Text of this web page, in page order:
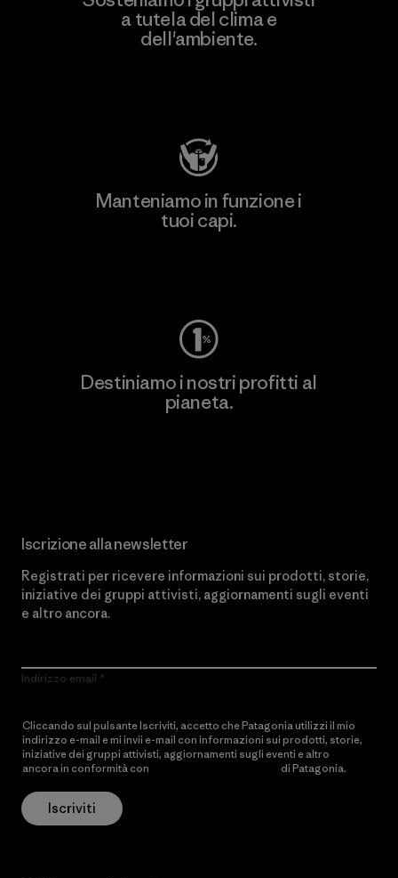
a tutela del clima e
dell'ambiente.
Manteniamo in funzione i
tuoi capi.
Destiniamo i nostri profitti al
pianeta.
Iscrizione alla newsletter
Registrati per ricevere informazioni sui prodotti, storie,
iniziative dei gruppi attivisti, aggiornamenti sugli eventi
e altro ancora.
Indirizzo email
Cliccando sul pulsante Iscriviti, accetto che Patagonia utilizzi il mio
indirizzo e-mail e mi invii e-mail con informazioni sui prodotti, storie,
iniziative dei gruppi attivisti, aggiornamenti sugli eventi e altro
ancora in conformità con
di Patagonia.
Iscriviti